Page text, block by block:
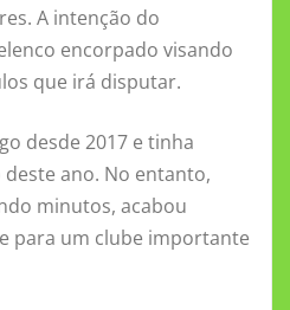
A intenção do
encorpado visando
que irá disputar.
desde 2017 e tinha
ano. No entanto,
minutos, acabou
para um clube importante